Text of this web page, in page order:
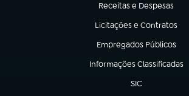
Receitas e Despesas
(abre em nova aba)
Licitações e Contratos
(abre em nova aba)
Empregados Públicos
(abre em nova aba)
Informações Classificadas
(abre em nova aba)
SIC
(abre em nova